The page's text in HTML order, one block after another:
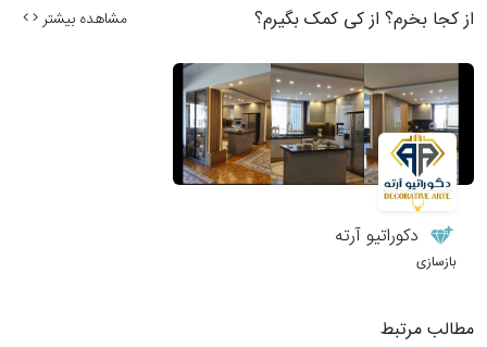
از کجا بخرم؟ از کی کمک بگیرم؟ مشاهده بیشتر
دکوراتیو آرته
بازسازی
مطالب مرتبط